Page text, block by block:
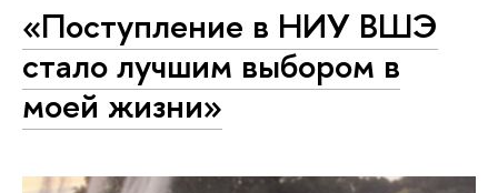
«Поступление в НИУ ВШЭ
стало лучшим выбором в
моей жизни»